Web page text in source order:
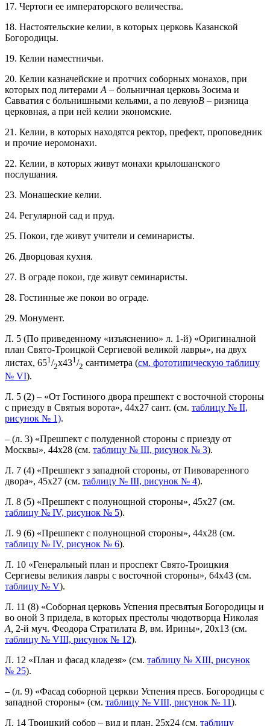
17. Чертоги ее императорского величества.
18. Настоятельские келии, в которых церковь Казанской
Богородицы.
19. Келии наместничьи.
20. Келии казначейские и протчих соборных монахов, при
которых под литерами А – больничная церковь Зосима и
Савватия с больнишными кельями, а по левуюВ – ризница
церковная, а при ней келии экономские.
21. Келии, в которых находятся ректор, префект, проповедник
и прочие иеромонахи.
22. Келии, в которых живут монахи крылошанского
послушания.
23. Монашеские келии.
24. Регулярной сад и пруд.
25. Покои, где живут учители и семинаристы.
26. Дворцовая кухня.
27. В ограде покои, где живут семинаристы.
28. Гостинные же покои во ограде.
29. Монумент.
Л. 5 (По приведенному «изъяснению» л. 1-й) «Оригиналной
план Свято-Троицкой Сергиевой великой лавры», на двух
листах, 651 /2x431 /2 сантиметра (см. фототипическую таблицу
№ VI).
Л. 5 (2) – «От Гостиного двора прешпект с восточной стороны
с приезду в Святыя ворота», 44x27 сант. (см. таблицу № II,
рисунок № 1).
– (л. 3) «Прешпект с полуденной стороны с приезду от
Москвы», 44x28 (см. таблицу № III, рисунок № 3).
Л. 7 (4) «Прешпект з западной стороны, от Пивоваренного
двора», 45x27 (см. таблицу № III, рисунок № 4).
Л. 8 (5) «Прешпект с полунощной стороны», 45x27 (см.
таблицу № IV, рисунок № 5).
Л. 9 (6) «Прешпект с полунощной стороны», 44x28 (см.
таблицу № IV, рисунок № 6).
Л. 10 «Генеральный план и проспект Свято-Троицкия
Сергиевы великия лавры с восточной стороны», 64x43 (см.
таблицу № V).
Л. 11 (8) «Соборная церковь Успения пресвятыя Богородицы и
во оной 3 придела, в которых престолы чюдотворца Николая
А, 2-й муч. Феодора Стратилата В, вм. Ирины», 20x13 (см.
таблицу № VIII, рисунок № 12).
Л. 12 «План и фасад кладезя» (см. таблицу № XIII, рисунок
№ 25).
– (л. 9) «Фасад соборной церкви Успения пресв. Богородицы с
западной стороны» (см. таблицу № VIII, рисунок № 11).
Л. 14 Троицкий собор – вид и план, 25x24 (см. таблицу